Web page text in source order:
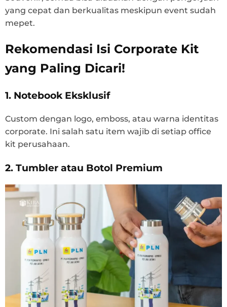
yang cepat dan berkualitas meskipun event sudah
mepet.
Rekomendasi Isi Corporate Kit
yang Paling Dicari!
1. Notebook Eksklusif
Custom dengan logo, emboss, atau warna identitas
corporate. Ini salah satu item wajib di setiap office
kit perusahaan.
2. Tumbler atau Botol Premium